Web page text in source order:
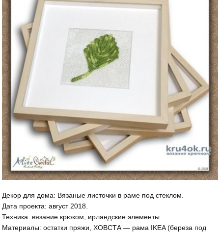
Декор для дома: Вязаные листочки в раме под стеклом.
Дата проекта: август 2018.
Техника: вязание крюком, ирландские элементы.
Материалы: остатки пряжи, ХОВСТА — рама IKEA (береза под